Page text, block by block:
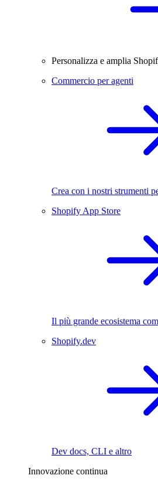
Personalizza e amplia
Commercio per agenti
Crea con i nostri strumenti
Shopify App Store
Il più grande ecosistema
Shopify.dev
Dev docs, CLI e altro
Innovazione continua